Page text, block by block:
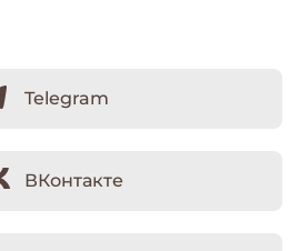
Telegram
ВКонтакте